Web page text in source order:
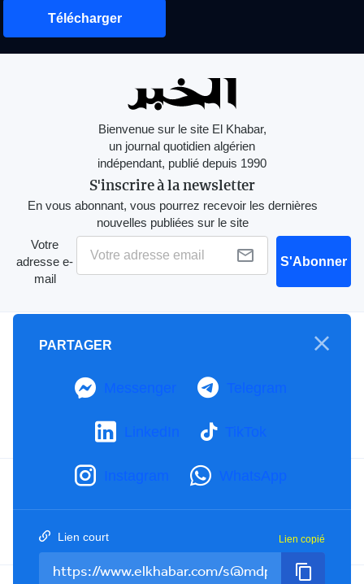
Télécharger
Bienvenue sur le site El Khabar,
un journal quotidien algérien
indépendant, publié depuis 1990
S'inscrire à la newsletter
En vous abonnant, vous pourrez recevoir les dernières
nouvelles publiées sur le site
Votre
adresse e-
mail
S'Abonner
A propos
Notre Charte
Contactez-nous
Tel : +213(0)023 31 69 04 - eMail : info@elkhabar.com
PARTAGER
Messenger Telegram
LinkedIn TikTok
Instagram WhatsApp
Lien court Lien copié